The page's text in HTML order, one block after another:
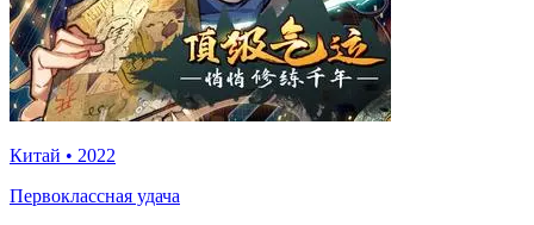
Китай • 2022
Первоклассная удача